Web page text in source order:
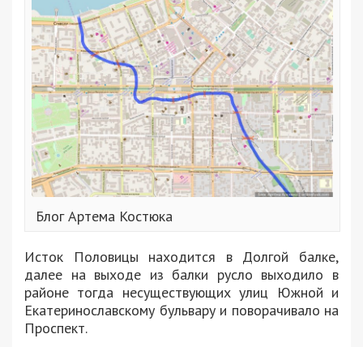
Блог Артема Костюка
Исток Половицы находится в Долгой балке,
далее на выходе из балки русло выходило в
районе тогда несуществующих улиц Южной и
Екатеринославскому бульвару и поворачивало на
Проспект.